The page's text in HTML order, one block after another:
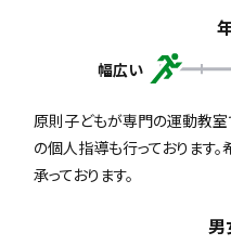
幅広い
原則子どもが専門の運動教
の個人指導も行っております
承っております。
男